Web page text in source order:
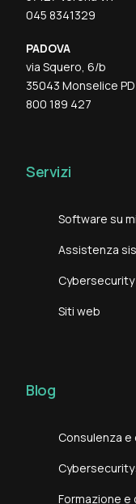
045 8341329
PADOVA
via Squero, 6/b
35043 Monselice PD
800 189 427
Servizi
Software su
Assistenza
Cybersecurity
Siti web
Blog
Consulenza
Formazione